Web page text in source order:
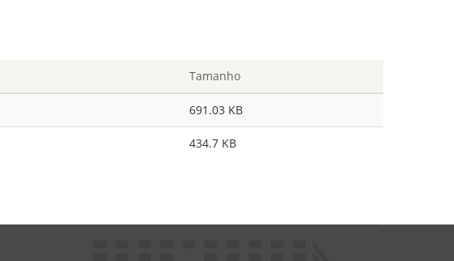
Tamanho
691.03 KB
434.7 KB